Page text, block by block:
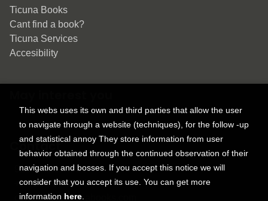
Ticuna Books
Cant find a book?
Ticuna Services
Accesibility
Contact
9150 Tahoma St.
+1 614-707-9934
contactus@ticunabooks.com
This webs uses its own and third parties that allow the user
to navigate through a website (techniques), for the follow -up
and statistical annoy They store information from user
behavior obtained through the continued observation of their
navigation and bosses. If you accept this notice we will
consider that you accept its use. You can get more
information here